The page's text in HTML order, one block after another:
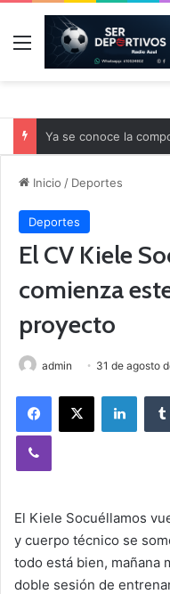
Menú
Inicio / Deportes
Deportes
El CV Kiele
comienza
proyecto
admin 31 de agosto
El Kiele Socuéllamos
y cuerpo técnico se
todo está bien, mañana
doble sesión de